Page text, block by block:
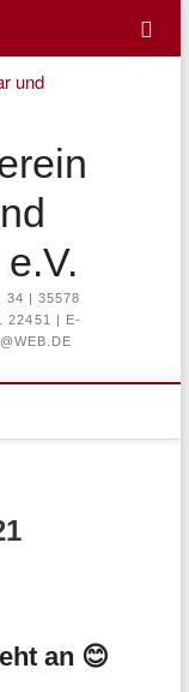
34 | 35578
22451 | E-
an 😊